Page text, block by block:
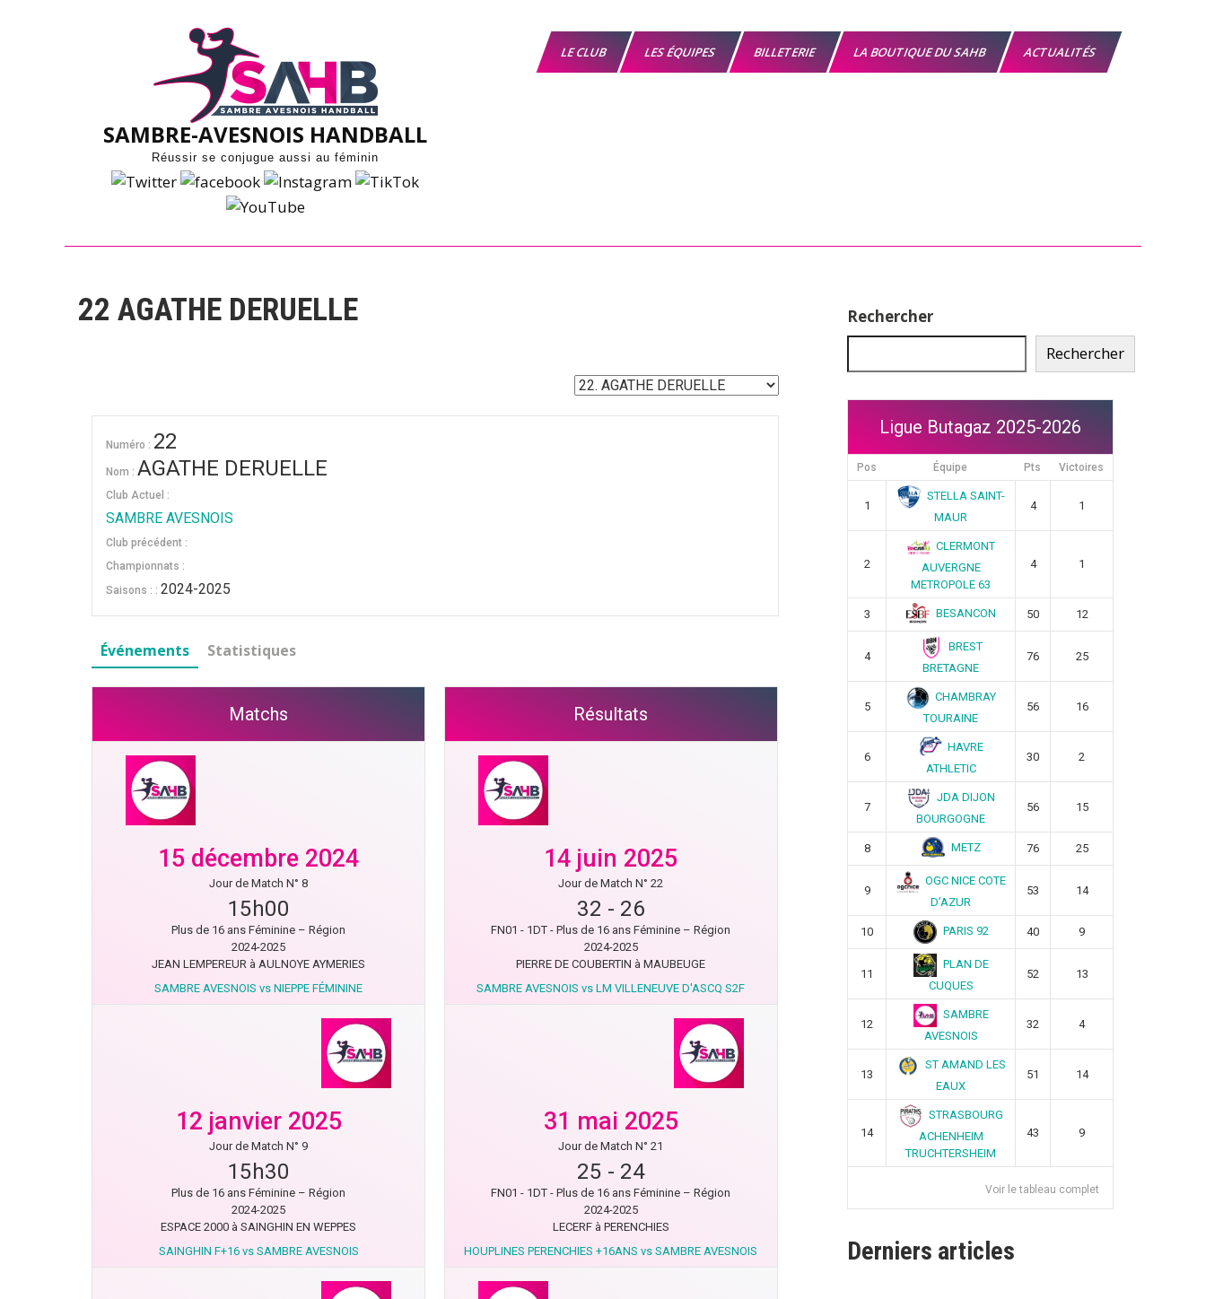
SAMBRE-AVESNOIS HANDBALL
Réussir se conjugue aussi au féminin
LE CLUB LES ÉQUIPES BILLETERIE LA BOUTIQUE DU SAHB ACTUALITÉS
22 AGATHE DERUELLE
Numéro : 22
Nom : AGATHE DERUELLE
Club Actuel :
SAMBRE AVESNOIS
Club précédent :
Championnats :
Saisons : : 2024-2025
Événements Statistiques
Matchs
15 décembre 2024
Jour de Match N° 8
15h00
Plus de 16 ans Féminine – Région
2024-2025
JEAN LEMPEREUR à AULNOYE AYMERIES
SAMBRE AVESNOIS vs NIEPPE FÉMININE
12 janvier 2025
Jour de Match N° 9
15h30
Plus de 16 ans Féminine – Région
2024-2025
ESPACE 2000 à SAINGHIN EN WEPPES
SAINGHIN F+16 vs SAMBRE AVESNOIS
Résultats
14 juin 2025
Jour de Match N° 22
32 - 26
FN01 - 1DT - Plus de 16 ans Féminine – Région
2024-2025
PIERRE DE COUBERTIN à MAUBEUGE
SAMBRE AVESNOIS vs LM VILLENEUVE D'ASCQ S2F
31 mai 2025
Jour de Match N° 21
25 - 24
FN01 - 1DT - Plus de 16 ans Féminine – Région
2024-2025
LECERF à PERENCHIES
HOUPLINES PERENCHIES +16ANS vs SAMBRE AVESNOIS
Rechercher
Rechercher
Ligue Butagaz 2025-2026
Pos Équipe Pts Victoires
1
STELLA SAINT-
MAUR
4 1
2
CLERMONT
AUVERGNE
METROPOLE 63
4 1
3 BESANCON 50 12
4
BREST
BRETAGNE
76 25
5
CHAMBRAY
TOURAINE
56 16
6
HAVRE
ATHLETIC
30 2
7
JDA DIJON
BOURGOGNE
56 15
8 METZ 76 25
9
OGC NICE COTE
D’AZUR
53 14
10 PARIS 92 40 9
11
PLAN DE
CUQUES
52 13
12
SAMBRE
AVESNOIS
32 4
13
ST AMAND LES
EAUX
51 14
14
STRASBOURG
ACHENHEIM
TRUCHTERSHEIM
43 9
Voir le tableau complet
Derniers articles